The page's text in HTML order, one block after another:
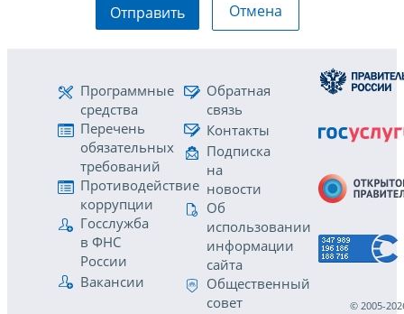
Отправить Отмена
Программные
средства
Перечень
обязательных
требований
Противодействие
коррупции
Госслужба
в ФНС
России
Вакансии
Обратная
связь
Контакты
Подписка
на
новости
Об
использовании
информации
сайта
Общественный
совет
© 2005-